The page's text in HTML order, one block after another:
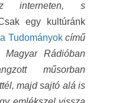
interneten, s
egy kultúránk
Tudományokcímű
Magyar Rádióban
műsorban
majd sajtó alá is